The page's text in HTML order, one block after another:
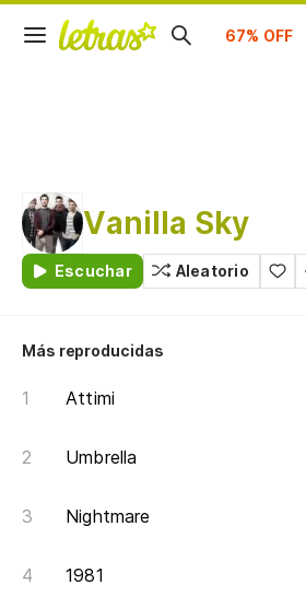
Suscríbete
Vanilla Sky
Escuchar Aleatorio
Más reproducidas
Attimi
Umbrella
Nightmare
1981